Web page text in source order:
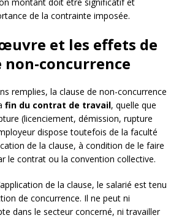
de la contrainte imposée.
et les effets de
non-concurrence
remplies, la clause de non-concurrence
fin du contrat de travail, quelle que
(licenciement, démission, rupture
dispose toutefois de la faculté
de la clause, à condition de le faire
le contrat ou la convention collective.
de la clause, le salarié est tenu
de concurrence. Il ne peut ni
dans le secteur concerné, ni travailler